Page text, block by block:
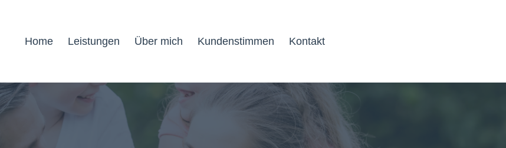
Home Leistungen Über mich Kundenstimmen Kontakt